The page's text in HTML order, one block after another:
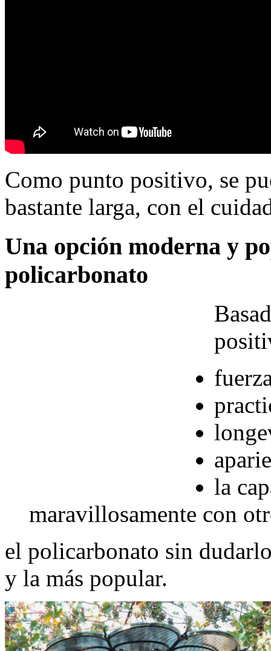
Como punto positivo, se
bastante larga, con el
Una opción moderna y
policarbonato
la
maravillosamente con
el policarbonato sin
y la más popular.